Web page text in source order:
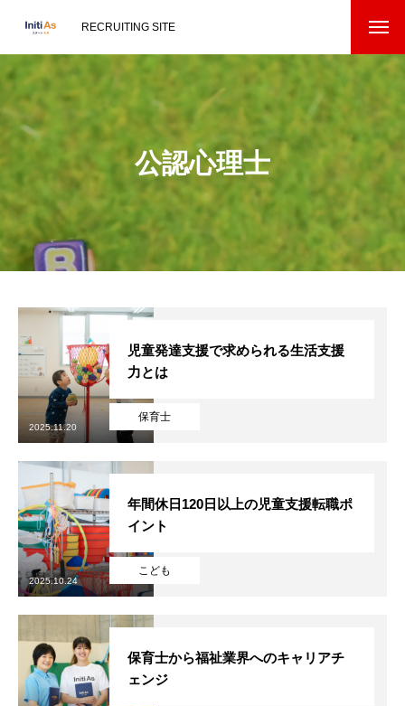
RECRUITING SITE
公認心理士
保育士
児童発達支援で求められる生活支援
力とは
2025.11.20
こども
年間休日120日以上の児童支援転職ポ
イント
2025.10.24
保育士から福祉業界へのキャリアチ
ェンジ